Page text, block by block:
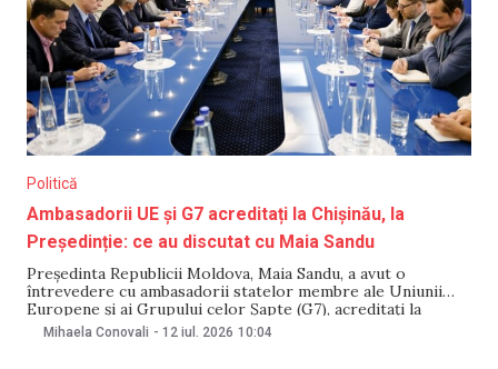
Politică
Ambasadorii UE și G7 acreditați la Chișinău, la
Președinție: ce au discutat cu Maia Sandu
Președinta Republicii Moldova, Maia Sandu, a avut o
întrevedere cu ambasadorii statelor membre ale Uniunii
Europene și ai Grupului celor Șapte (G7), acreditați la
Chișinău. Potrivit instituției prezidențiale, discuțiile au vizat,
Mihaela Conovali - 12 iul. 2026 10:04